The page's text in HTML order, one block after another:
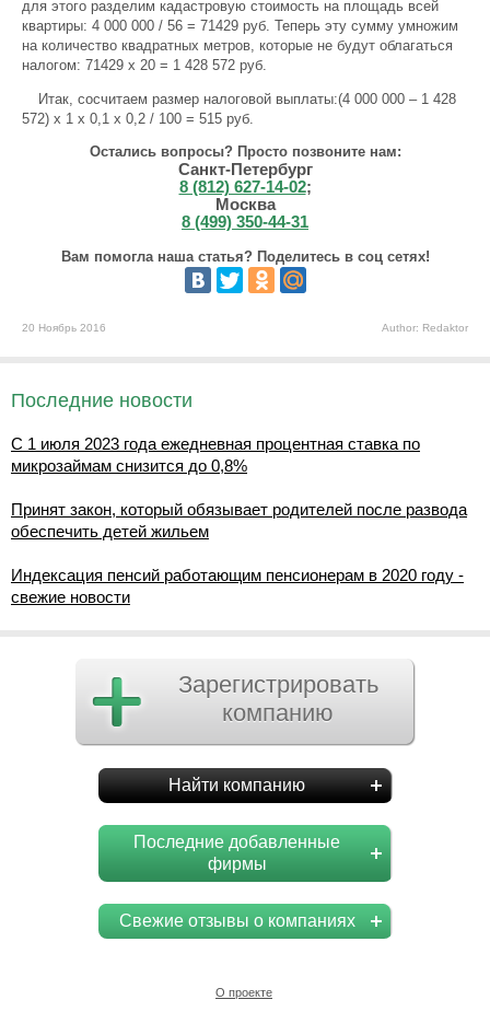
для этого разделим кадастровую стоимость на площадь всей
квартиры: 4 000 000 / 56 = 71429 руб. Теперь эту сумму умножим
на количество квадратных метров, которые не будут облагаться
налогом: 71429 х 20 = 1 428 572 руб.
Итак, сосчитаем размер налоговой выплаты:(4 000 000 – 1 428
572) х 1 х 0,1 х 0,2 / 100 = 515 руб.
Остались вопросы? Просто позвоните нам:
Санкт-Петербург
8 (812) 627-14-02;
Москва
8 (499) 350-44-31
Вам помогла наша статья? Поделитесь в соц сетях!
20 Ноябрь 2016 Author: Redaktor
Последние новости
С 1 июля 2023 года ежедневная процентная ставка по
микрозаймам снизится до 0,8%
Принят закон, который обязывает родителей после развода
обеспечить детей жильем
Индексация пенсий работающим пенсионерам в 2020 году -
свежие новости
Зарегистрировать
компанию
Найти компанию
Последние добавленные
фирмы
Свежие отзывы о компаниях
О проекте